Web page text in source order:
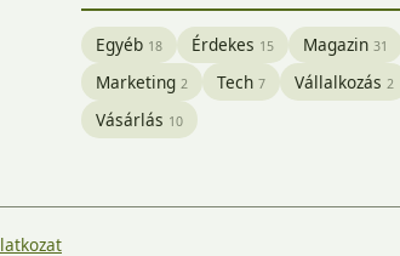
Egyéb 18 Érdekes 15 Magazin 31
Marketing 2 Tech 7 Vállalkozás 2
Vásárlás 10